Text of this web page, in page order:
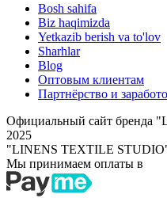
Bosh sahifa
Biz haqimizda
Yetkazib berish va to'lov
Sharhlar
Blog
Оптовым клиентам
Партнёрство и
Официальный сайт бренда
2025
"LINENS TEXTILE
Мы принимаем оплаты в